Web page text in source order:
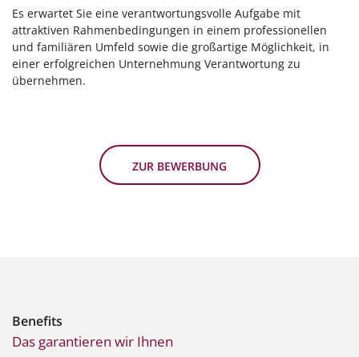
Es erwartet Sie eine verantwortungsvolle Aufgabe mit
attraktiven Rahmenbedingungen in einem professionellen
und familiären Umfeld sowie die großartige Möglichkeit, in
einer erfolgreichen Unternehmung Verantwortung zu
übernehmen.
ZUR BEWERBUNG
Benefits
Das garantieren wir Ihnen